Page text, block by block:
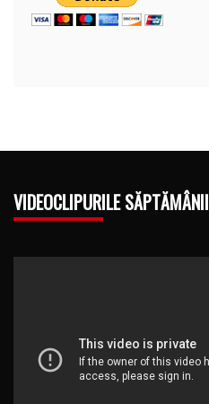
VIDEOCLIPURILE SĂPTĂMÂNII